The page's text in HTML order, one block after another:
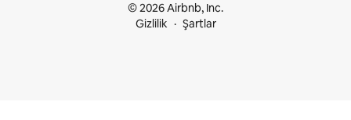
© 2026 Airbnb, Inc.
Gizlilik
Şartlar